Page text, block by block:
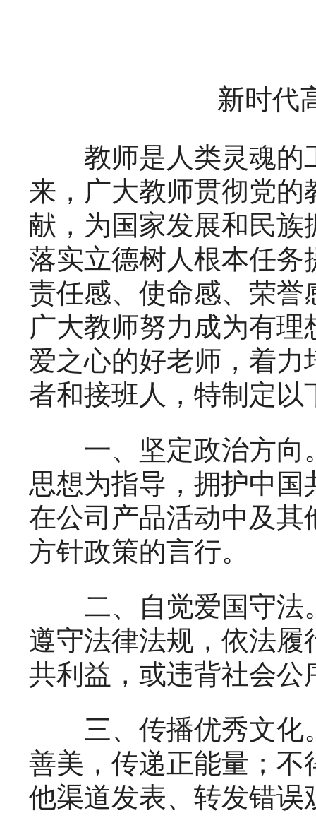
新时代
教师是人类灵魂的
来，广大教师贯彻党
献，为国家发展和民
落实立德树人根本任务
责任感、使命感、荣
广大教师努力成为有
爱之心的好老师，着
者和接班人，特制定以
一、坚定政治方向
思想为指导，拥护中
在公司产品活动中及
方针政策的言行。
二、自觉爱国守法
遵守法律法规，依法
共利益，或违背社会公
三、传播优秀文化
善美，传递正能量；
他渠道发表、转发错